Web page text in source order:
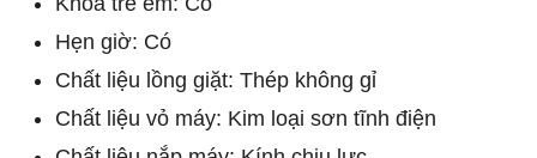
Hẹn giờ: Có
Chất liệu lồng giặt: Thép không gỉ
Chất liệu vỏ máy: Kim loại sơn tĩnh điện